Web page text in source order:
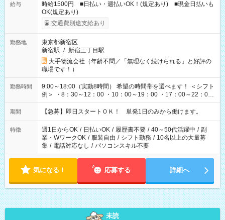
給与
時給1500円 ■日払い・週払いOK！(規定あり) ■現金日払いも
OK(規定あり)
交通費別途支給あり
勤務地
東京都新宿区
新宿駅 / 新宿三丁目駅
大手物流会社（年齢不問／「無理なく続けられる」と好評の
職場です！）
勤務時間
9:00～18:00（実動8時間） 希望の時間帯を選べます！ ＜シフト
例＞ ・8：30～12：00 ・10：00～19：00 ・17：00～22：00
・13：00～22：00 ・22：00～翌6：00 など
期間 【急募】即日スタートＯＫ！ 単発1日のみから働けます。
特徴 週1日からOK / 日払いOK / 履歴書不要 / 40～50代活躍中 / 副
業・WワークOK / 服装自由 / シフト勤務 / 10名以上の大量募
集 / 電話対応なし / パソコンスキル不要
気になる！ 応募する 詳細へ
未読